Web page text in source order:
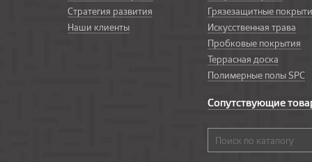
Стратегия развития
Наши клиенты
Грязезащитные
Искусственная трава
Пробковые покрытия
Террасная доска
Полимерные полы SPC
Сопутствующие